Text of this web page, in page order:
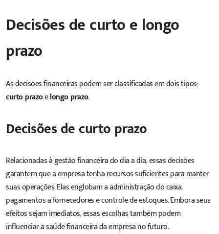
Decisões de curto e longo
prazo
As decisões financeiras podem ser classificadas em dois tipos:
curto prazoelongo prazo.
Decisões de curto prazo
Relacionadas à gestão financeira do dia a dia, essas decisões
garantem que a empresa tenha recursos suficientes para manter
suas operações. Elas englobam a administração do caixa,
pagamentos a fornecedores e controle de estoques. Embora seus
efeitos sejam imediatos, essas escolhas também podem
influenciar a saúde financeira da empresa no futuro.